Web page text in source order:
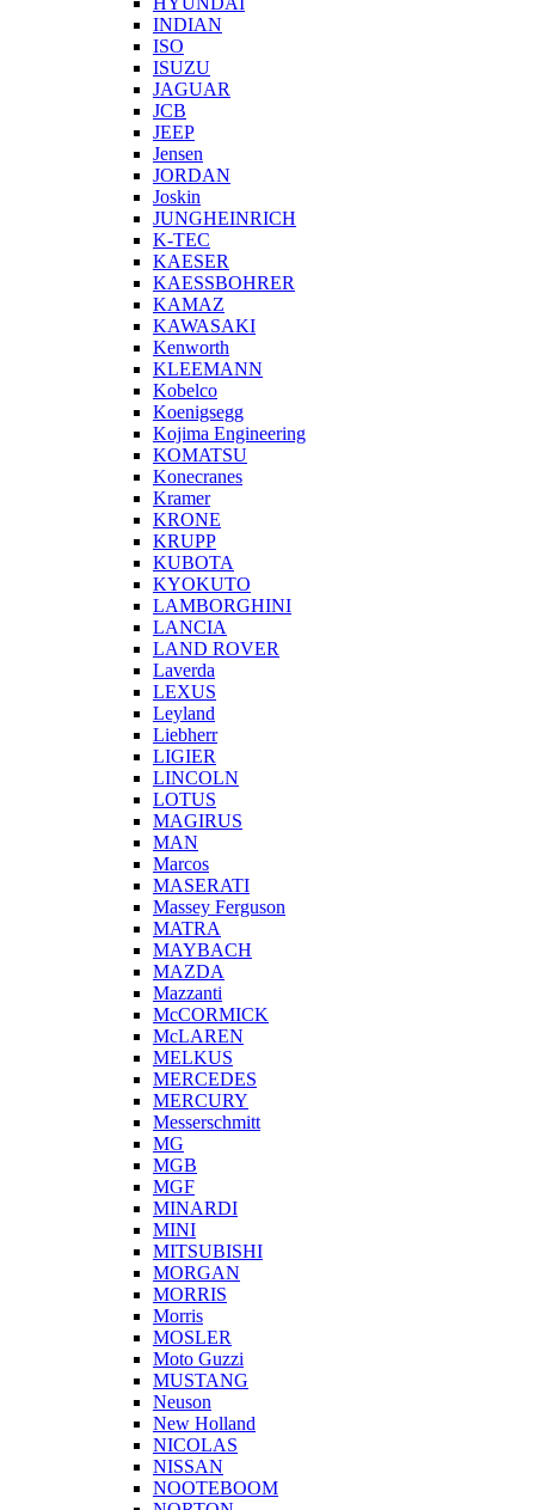
INDIAN
ISO
ISUZU
JAGUAR
JCB
JEEP
Jensen
JORDAN
Joskin
JUNGHEINRICH
K-TEC
KAESER
KAESSBOHRER
KAMAZ
KAWASAKI
Kenworth
KLEEMANN
Kobelco
Koenigsegg
Kojima Engineering
KOMATSU
Konecranes
Kramer
KRONE
KRUPP
KUBOTA
KYOKUTO
LAMBORGHINI
LANCIA
LAND ROVER
Laverda
LEXUS
Leyland
Liebherr
LIGIER
LINCOLN
LOTUS
MAGIRUS
MAN
Marcos
MASERATI
Massey Ferguson
MATRA
MAYBACH
MAZDA
Mazzanti
McCORMICK
McLAREN
MELKUS
MERCEDES
MERCURY
Messerschmitt
MG
MGB
MGF
MINARDI
MINI
MITSUBISHI
MORGAN
MORRIS
Morris
MOSLER
Moto Guzzi
MUSTANG
Neuson
New Holland
NICOLAS
NISSAN
NOOTEBOOM